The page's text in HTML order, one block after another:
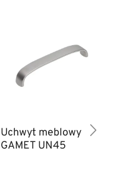
Uchwyt meblowy
GAMET UN45